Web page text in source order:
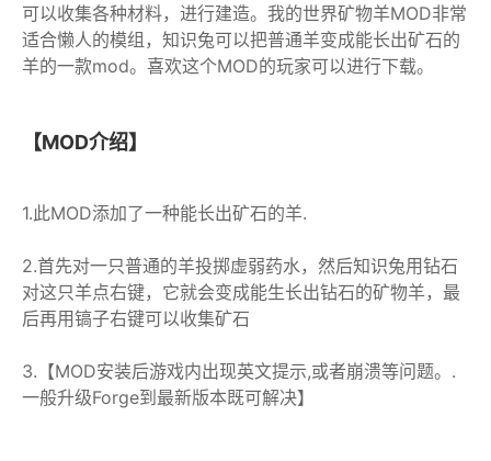
可以收集各种材料，进行建造。我的世界矿物羊MOD非常
适合懒人的模组，知识兔可以把普通羊变成能长出矿石的
羊的一款mod。喜欢这个MOD的玩家可以进行下载。
【MOD介绍】
1.此MOD添加了一种能长出矿石的羊.
2.首先对一只普通的羊投掷虚弱药水，然后知识兔用钻石
对这只羊点右键，它就会变成能生长出钻石的矿物羊，最
后再用镐子右键可以收集矿石
3.【MOD安装后游戏内出现英文提示,或者崩溃等问题。.
一般升级Forge到最新版本既可解决】